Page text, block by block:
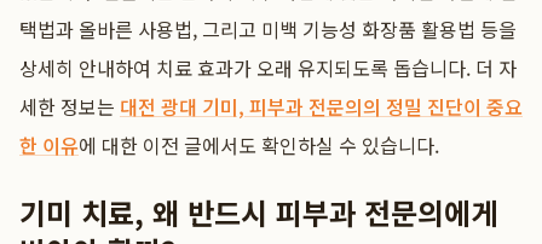
택법과 올바른 사용법, 그리고 미백 기능성 화장품 활용법 등을
상세히 안내하여 치료 효과가 오래 유지되도록 돕습니다. 더 자
세한 정보는 대전 광대 기미, 피부과 전문의의 정밀 진단이 중요
한 이유에 대한 이전 글에서도 확인하실 수 있습니다.
기미 치료, 왜 반드시 피부과 전문의에게